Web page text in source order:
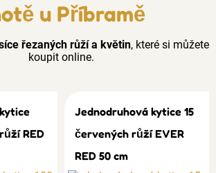
u Příbramě
řezaných růží a květin, které si můžete
koupit online.
RED
Jednodruhová kytice 15
červených růží EVER
RED 50 cm